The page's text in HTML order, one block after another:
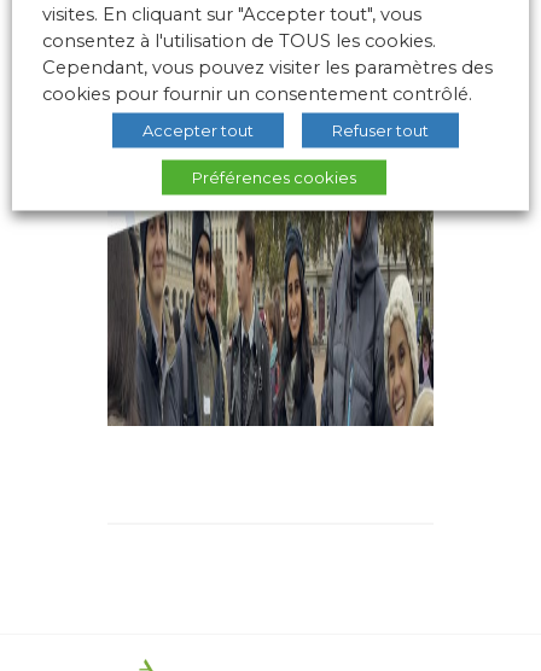
visites. En cliquant sur "Accepter tout", vous
consentez à l'utilisation de TOUS les cookies.
Cependant, vous pouvez visiter les paramètres des
cookies pour fournir un consentement contrôlé.
Accepter tout Refuser tout
Préférences cookies